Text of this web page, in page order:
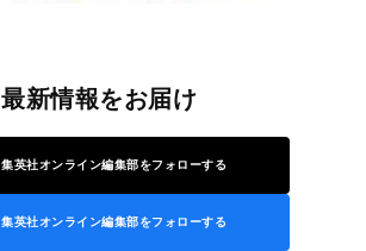
最新情報をお届け
集英社オンライン編集部をフォローする
集英社オンライン編集部をフォローする